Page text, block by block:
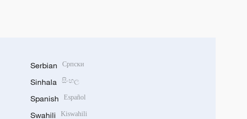
Serbian Српски
Sinhala සිංහල
Spanish Español
Swahili Kiswahili